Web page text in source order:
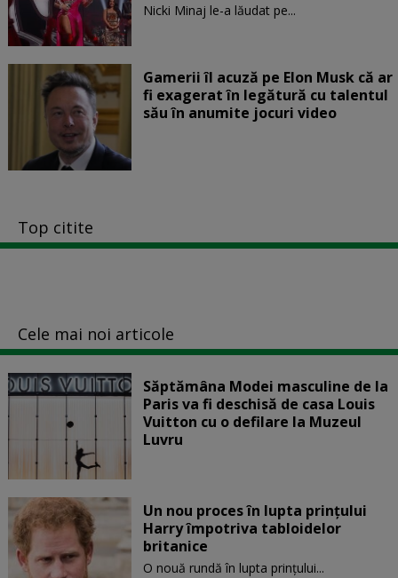
Nicki Minaj le-a lăudat pe...
Gamerii îl acuză pe Elon Musk că ar
fi exagerat în legătură cu talentul
său în anumite jocuri video
Top citite
Cele mai noi articole
Săptămâna Modei masculine de la
Paris va fi deschisă de casa Louis
Vuitton cu o defilare la Muzeul
Luvru
Un nou proces în lupta prinţului
Harry împotriva tabloidelor
britanice
O nouă rundă în lupta prinţului...